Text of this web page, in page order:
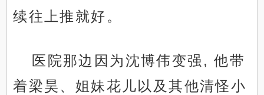
续往上推就好。
医院那边因为沈博伟变强, 他带
着梁昊、姐妹花儿以及其他清怪小